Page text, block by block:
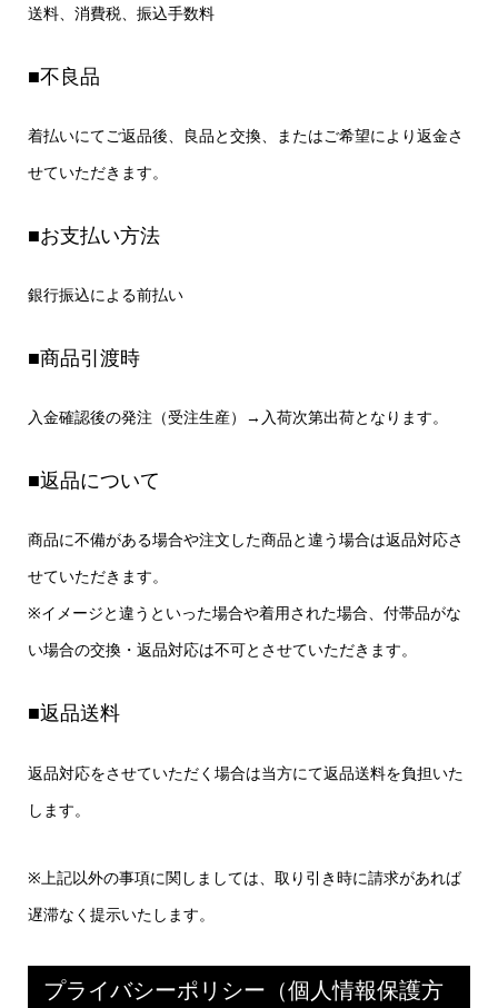
送料、消費税、振込手数料
■不良品
着払いにてご返品後、良品と交換、またはご希望により返金さ
せていただきます。
■お支払い方法
銀行振込による前払い
■商品引渡時
入金確認後の発注（受注生産）→入荷次第出荷となります。
■返品について
商品に不備がある場合や注文した商品と違う場合は返品対応さ
せていただきます。
※イメージと違うといった場合や着用された場合、付帯品がな
い場合の交換・返品対応は不可とさせていただきます。
■返品送料
返品対応をさせていただく場合は当方にて返品送料を負担いた
します。
※上記以外の事項に関しましては、取り引き時に請求があれば
遅滞なく提示いたします。
プライバシーポリシー（個人情報保護方